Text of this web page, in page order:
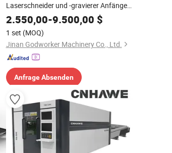
Laserschneider und -gravierer Anfänger
Lasermaschine und
Laserschneidemaschine
2.550,00-9.500,00 $
1 set (MOQ)
Jinan Godworker Machinery Co., Ltd.
Anfrage Absenden